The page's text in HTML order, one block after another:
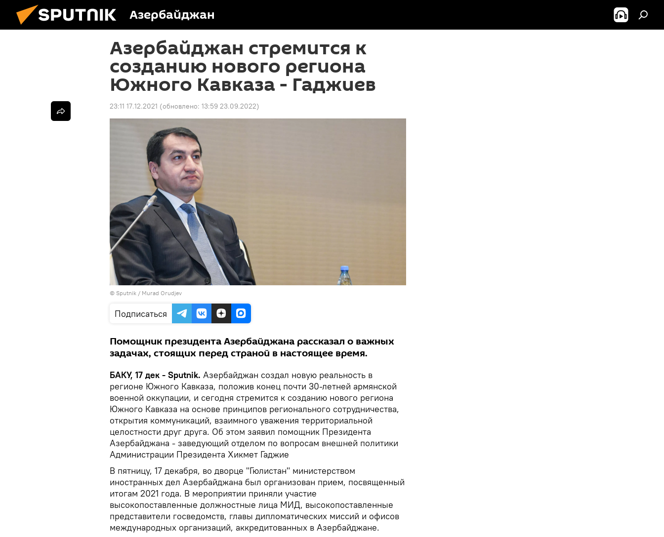
Азербайджан
Азербайджан стремится к
созданию нового региона
Южного Кавказа - Гаджиев
23:11 17.12.2021 (обновлено: 13:59 23.09.2022)
© Sputnik / Murad Orudjev
Подписаться
Помощник президента Азербайджана рассказал о важных
задачах, стоящих перед страной в настоящее время.
БАКУ, 17 дек - Sputnik. Азербайджан создал новую реальность в
регионе Южного Кавказа, положив конец почти 30-летней армянской
военной оккупации, и сегодня стремится к созданию нового региона
Южного Кавказа на основе принципов регионального сотрудничества,
открытия коммуникаций, взаимного уважения территориальной
целостности друг друга. Об этом заявил помощник Президента
Азербайджана - заведующий отделом по вопросам внешней политики
Администрации Президента Хикмет Гаджие
В пятницу, 17 декабря, во дворце "Гюлистан" министерством
иностранных дел Азербайджана был организован прием, посвященный
итогам 2021 года. В мероприятии приняли участие
высокопоставленные должностные лица МИД, высокопоставленные
представители госведомств, главы дипломатических миссий и офисов
международных организаций, аккредитованных в Азербайджане.